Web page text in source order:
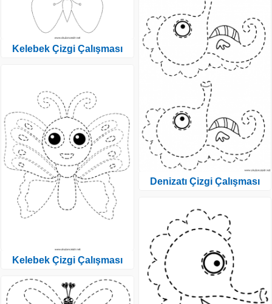
Kelebek Çizgi Çalışması
Kelebek Çizgi Çalışması
Denizatı Çizgi Çalışması